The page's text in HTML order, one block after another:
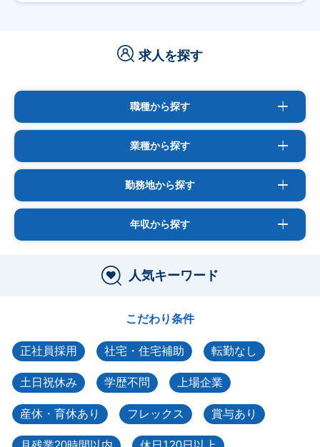
求人を探す
職種から探す
業種から探す
勤務地から探す
年収から探す
人気キーワード
こだわり条件
正社員採用 社宅・住宅補助 転勤なし
土日祝休み 学歴不問 上場企業
産休・育休あり フレックス 賞与あり